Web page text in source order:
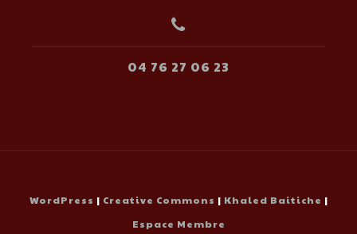
04 76 27 06 23
WordPress | Creative Commons | Khaled Baitiche |
Espace Membre